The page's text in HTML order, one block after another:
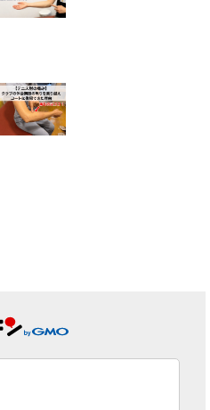
クライミングで肘
の内側が痛い｜
2025年度日本代
表・平野夏海選手